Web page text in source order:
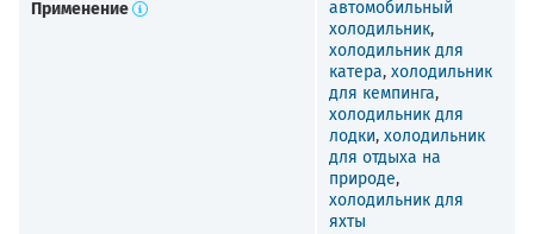
Применение
автомобильный
холодильник,
холодильник для
катера, холодильник
для кемпинга,
холодильник для
лодки, холодильник
для отдыха на
природе,
холодильник для
яхты